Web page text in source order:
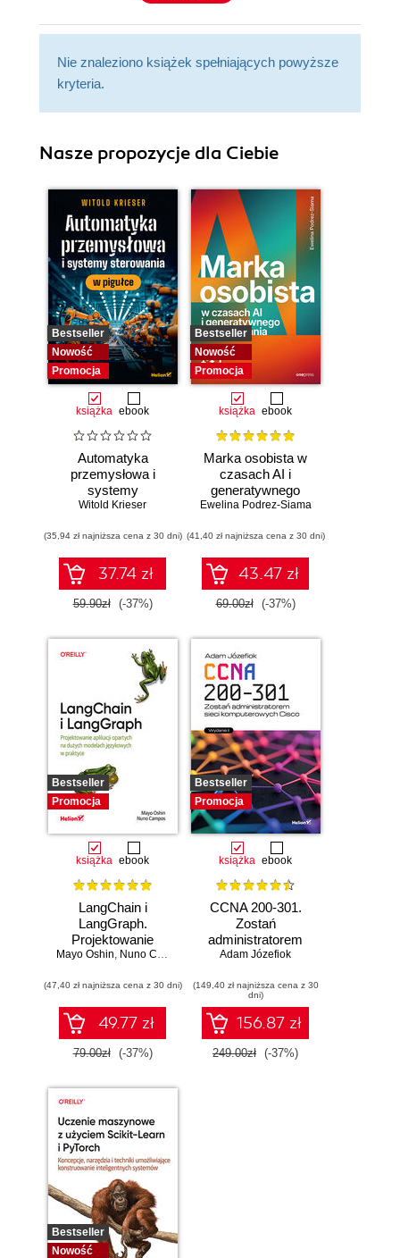
Nie znaleziono książek spełniających powyższe
kryteria.
Nasze propozycje dla Ciebie
Bestseller
Nowość
Promocja
książka ebook
Automatyka
przemysłowa i
systemy
sterowania w
Witold Krieser
(35,94 zł najniższa cena z 30 dni)
37.74 zł
59.90zł (-37%)
Bestseller
Nowość
Promocja
książka ebook
Marka osobista w
czasach AI i
generatywnego
wyszukiwania
Ewelina Podrez-Siama
(41,40 zł najniższa cena z 30 dni)
43.47 zł
69.00zł (-37%)
Bestseller
Promocja
książka ebook
LangChain i
LangGraph.
Projektowanie
aplikacji opartych
modelach
językowych w
praktyce
Mayo Oshin, Nuno Campos
(47,40 zł najniższa cena z 30 dni)
49.77 zł
79.00zł (-37%)
Bestseller
Promocja
książka ebook
CCNA 200-301.
Zostań
administratorem
sieci
Cisco. Wydanie II
Adam Józefiok
(149,40 zł najniższa cena z 30
dni)
156.87 zł
249.00zł (-37%)
Bestseller
Nowość